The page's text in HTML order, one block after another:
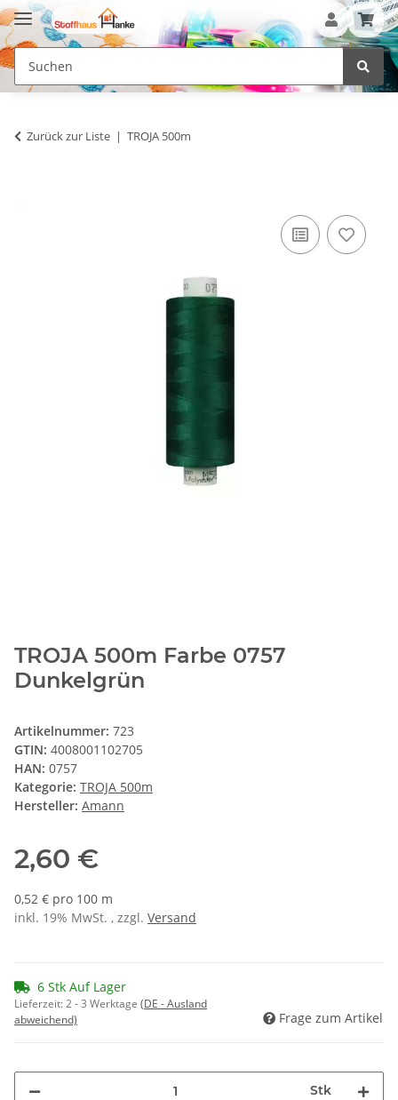
Zurück zur Liste TROJA 500m
TROJA 500m Farbe 0757
Dunkelgrün
Artikelnummer: 723
GTIN: 4008001102705
HAN: 0757
Kategorie: TROJA 500m
Hersteller: Amann
2,60 €
0,52 € pro 100 m
inkl. 19% MwSt. , zzgl. Versand
6 Stk Auf Lager
Lieferzeit:2 - 3 Werktage (DE - Ausland
abweichend)
Frage zum Artikel
Stk